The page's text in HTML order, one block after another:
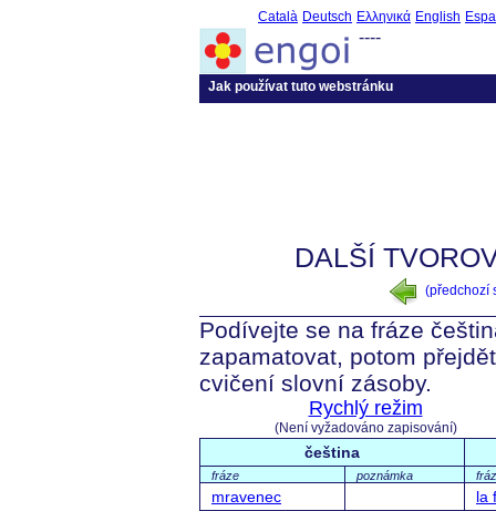
Català Deutsch Ελληνικά English
----
Jak používat tuto webstránku
DALŠÍ
(předchozí
Podívejte se na fráze
zapamatovat, potom
cvičení slovní zásoby.
Rychlý režim
(Není vyžadováno zapisování)
čeština
fráze poznámka
mravenec
la